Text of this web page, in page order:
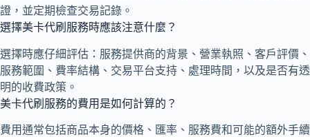
證，並定期檢查交易記錄。
選擇美卡代刷服務時應該注意什麼？
選擇時應仔細評估：服務提供商的背景、營業執照、客戶評價、
服務範圍、費率結構、交易平台支持、處理時間，以及是否有透
明的收費政策。
美卡代刷服務的費用是如何計算的？
費用通常包括商品本身的價格、匯率、服務費和可能的額外手續